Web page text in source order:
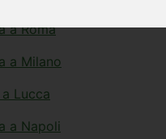
a Roma
a Milano
Lucca
a Napoli